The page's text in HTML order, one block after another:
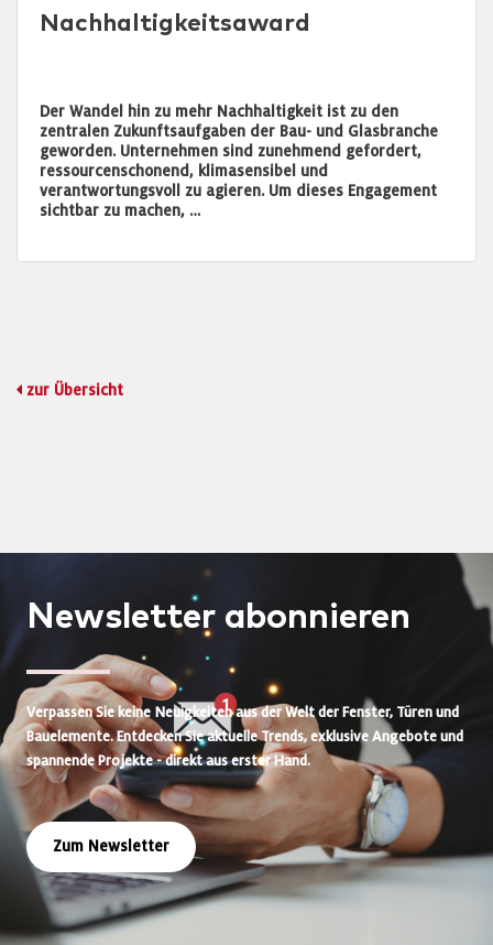
Nachhaltigkeitsaward
Der Wandel hin zu mehr Nachhaltigkeit ist zu den
zentralen Zukunftsaufgaben der Bau- und Glasbranche
geworden. Unternehmen sind zunehmend gefordert,
ressourcenschonend, klimasensibel und
verantwortungsvoll zu agieren. Um dieses Engagement
sichtbar zu machen, …
zur Übersicht
Newsletter abonnieren
Verpassen Sie keine Neuigkeiten aus der Welt der Fenster, Türen und
Bauelemente. Entdecken Sie aktuelle Trends, exklusive Angebote und
spannende Projekte - direkt aus erster Hand.
Zum Newsletter